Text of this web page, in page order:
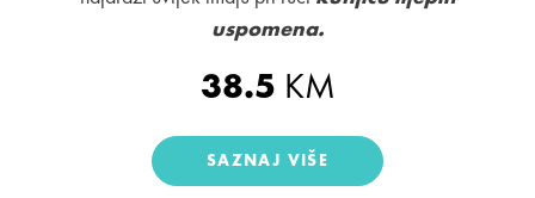
uspomena.
38.5 KM
SAZNAJ VIŠE